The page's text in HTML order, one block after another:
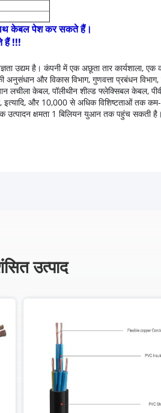
साथ केबल पेश कर सकते हैं।
हैं !!!
उद्यम है। कंपनी में एक अछूता तार कार्यशाला,
अनुसंधान और विकास विभाग, गुणवत्ता प्रबंधन विभाग,
लचीला केबल, पॉलीथीन शील्ड फ्लेक्सिबल केबल,
इत्यादि, और 10,000 से अधिक विशिष्टताओं तक
उत्पादन क्षमता 1 बिलियन युआन तक पहुंच सकती है।
उत्पाद